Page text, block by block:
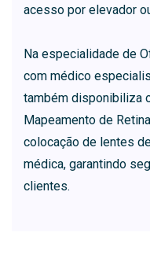
acesso por elevador
Na especialidade de
com médico
também disponibiliza
Mapeamento de
colocação de lentes
médica, garantindo
clientes.